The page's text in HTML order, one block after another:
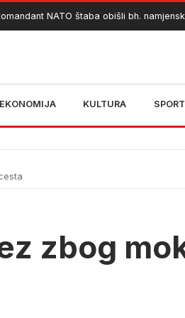
NATO štaba obišli bh. namjensku
EKONOMIJA KULTURA SPORT
zbog